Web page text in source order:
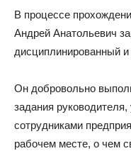
В процессе
Андрей Анатольевич
дисциплинированный и
Он добровольно
задания
сотрудниками
рабочем месте, о чем